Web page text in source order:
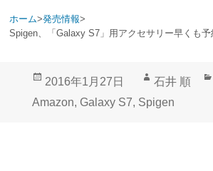
ホーム>発売情報>
Spigen、「Galaxy S7」用アクセサリー早くも予
投
稿
2016年1月27日
作
成
石井 順
Amazon, Galaxy S7, Spigen